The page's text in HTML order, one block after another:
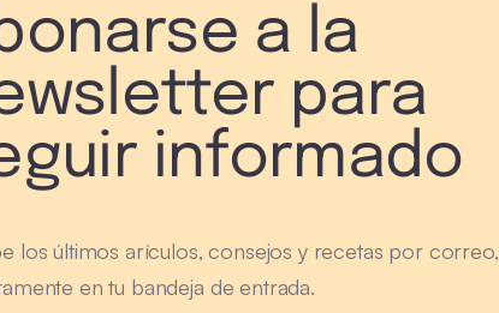
a la
para
informado
los últimos arículos, consejos y recetas por correo,
en tu bandeja de entrada.